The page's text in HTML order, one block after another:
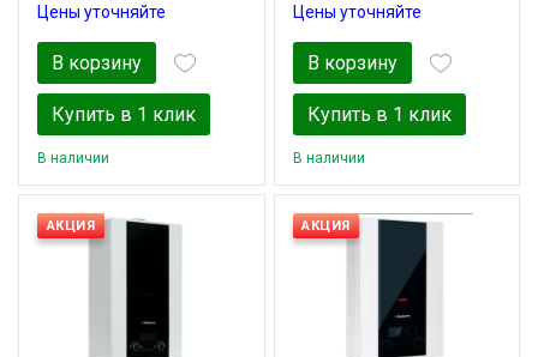
Цены уточняйте
В корзину
Купить в 1 клик
В наличии
Цены уточняйте
В корзину
Купить в 1 клик
В наличии
АКЦИЯ АКЦИЯ